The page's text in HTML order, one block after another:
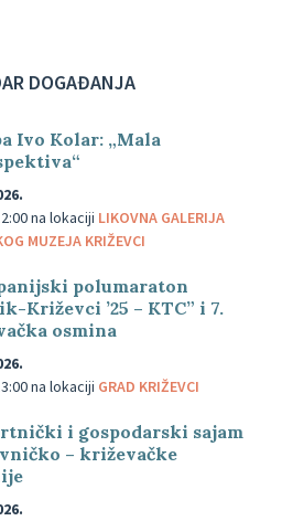
DOGAĐANJA
Ivo Kolar: „Mala
na lokaciji LIKOVNA GALERIJA
MUZEJA KRIŽEVCI
polumaraton
Križevci ’25 – KTC” i 7.
osmina
na lokaciji GRAD KRIŽEVCI
i gospodarski sajam
– križevačke